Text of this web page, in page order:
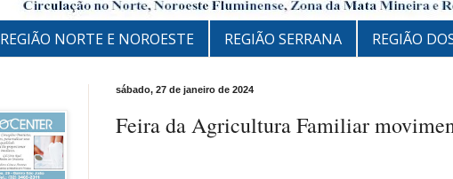
REGIÃO NORTE E NOROESTE REGIÃO SERRANA REGIÃO
sábado, 27 de janeiro de 2024
Feira da Agricultura Familiar